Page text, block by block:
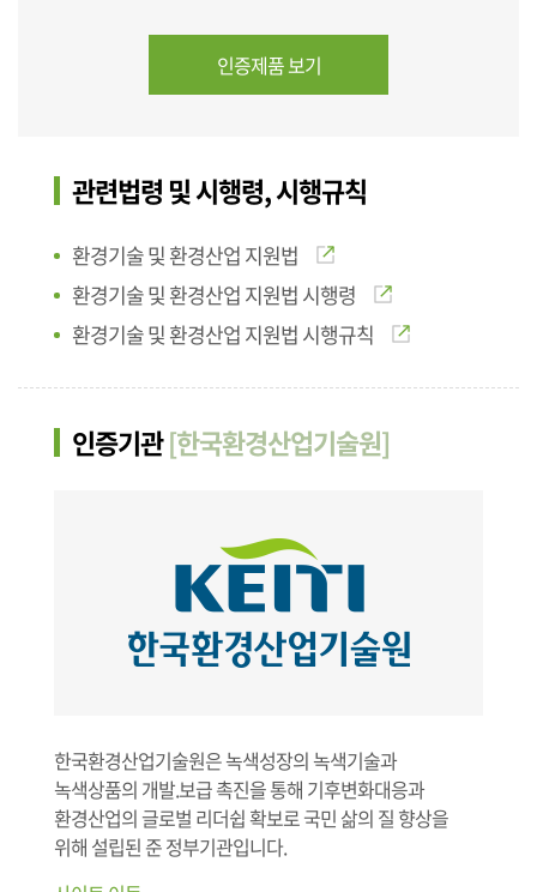
인증제품 보기
관련법령 및 시행령, 시행규칙
환경기술 및 환경산업 지원법
환경기술 및 환경산업 지원법 시행령
환경기술 및 환경산업 지원법 시행규칙
인증기관[한국환경산업기술원]
한국환경산업기술원은 녹색성장의 녹색기술과
녹색상품의 개발.보급 촉진을 통해 기후변화대응과
환경산업의 글로벌 리더쉽 확보로 국민 삶의 질 향상을
위해 설립된 준 정부기관입니다.